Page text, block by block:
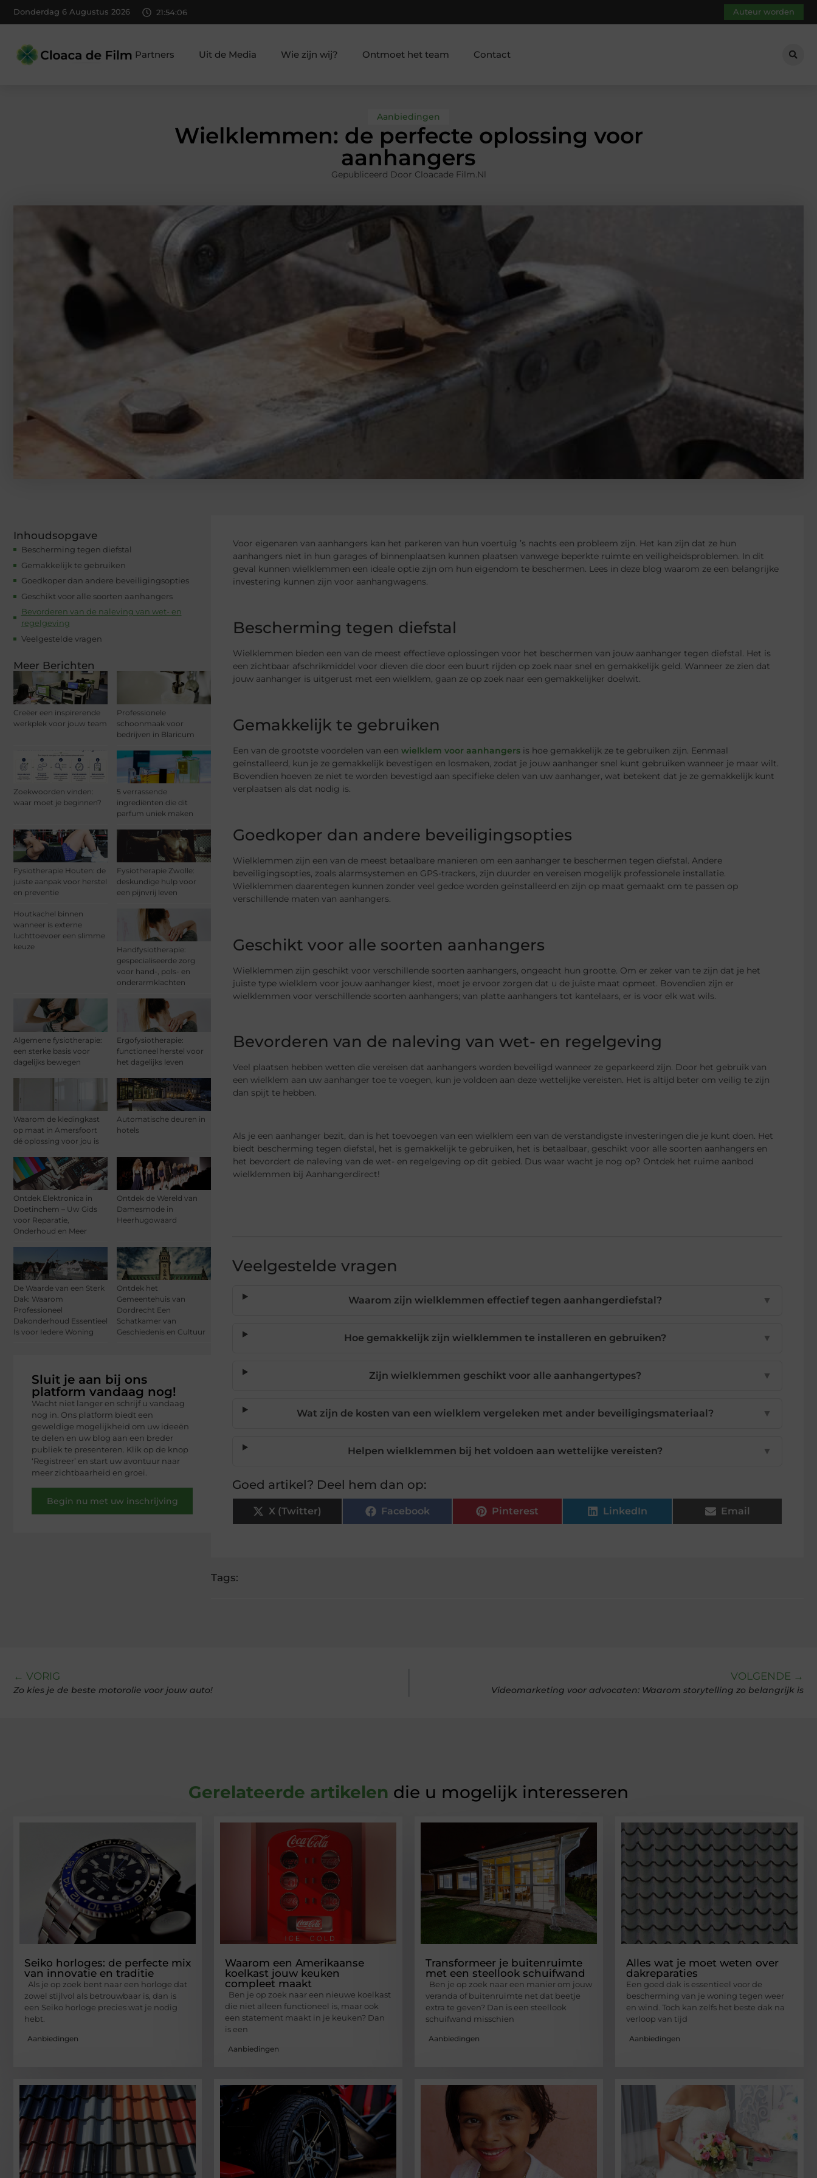
Donderdag 6 Augustus 2026 21:54:07 Auteur worden
Partners Uit de Media Wie zijn wij? Ontmoet het team Contact
Aanbiedingen
Wielklemmen: de perfecte oplossing voor
aanhangers
Gepubliceerd Door Cloacade Film.nl
Inhoudsopgave
Bescherming tegen diefstal
Gemakkelijk te gebruiken
Goedkoper dan andere beveiligingsopties
Geschikt voor alle soorten aanhangers
Bevorderen van de naleving van wet- en
regelgeving
Veelgestelde vragen
Meer Berichten
Creëer een inspirerende
werkplek voor jouw team
Professionele
schoonmaak voor
bedrijven in Blaricum
Zoekwoorden vinden:
waar moet je beginnen?
5 verrassende
ingrediënten die dit
parfum uniek maken
Fysiotherapie Houten: de
juiste aanpak voor herstel
en preventie
Fysiotherapie Zwolle:
deskundige hulp voor
een pijnvrij leven
Houtkachel binnen
wanneer is externe
luchttoevoer een slimme
keuze
Handfysiotherapie:
gespecialiseerde zorg
voor hand-, pols- en
onderarmklachten
Algemene fysiotherapie:
een sterke basis voor
dagelijks bewegen
Ergofysiotherapie:
functioneel herstel voor
het dagelijks leven
Waarom de kledingkast
op maat in Amersfoort
dé oplossing voor jou is
Automatische deuren in
hotels
Ontdek Elektronica in
Doetinchem – Uw Gids
voor Reparatie,
Onderhoud en Meer
Ontdek de Wereld van
Damesmode in
Heerhugowaard
De Waarde van een Sterk
Dak: Waarom
Professioneel
Dakonderhoud Essentieel
Is voor Iedere Woning
Ontdek het
Gemeentehuis van
Dordrecht Een
Schatkamer van
Geschiedenis en Cultuur
Sluit je aan bij ons
platform vandaag nog!
Wacht niet langer en schrijf u vandaag
nog in. Ons platform biedt een
geweldige mogelijkheid om uw ideeën
te delen en uw blog aan een breder
publiek te presenteren. Klik op de knop
‘Registreer’ en start uw avontuur naar
meer zichtbaarheid en groei.
Begin nu met uw inschrijving
Voor eigenaren van aanhangers kan het parkeren van hun voertuig ’s nachts een probleem zijn. Het kan zijn dat ze hun
aanhangers niet in hun garages of binnenplaatsen kunnen plaatsen vanwege beperkte ruimte en veiligheidsproblemen. In dit
geval kunnen wielklemmen een ideale optie zijn om hun eigendom te beschermen. Lees in deze blog waarom ze een belangrijke
investering kunnen zijn voor aanhangwagens.
Bescherming tegen diefstal
Wielklemmen bieden een van de meest effectieve oplossingen voor het beschermen van jouw aanhanger tegen diefstal. Het is
een zichtbaar afschrikmiddel voor dieven die door een buurt rijden op zoek naar snel en gemakkelijk geld. Wanneer ze zien dat
jouw aanhanger is uitgerust met een wielklem, gaan ze op zoek naar een gemakkelijker doelwit.
Gemakkelijk te gebruiken
Een van de grootste voordelen van een wielklem voor aanhangers is hoe gemakkelijk ze te gebruiken zijn. Eenmaal
geïnstalleerd, kun je ze gemakkelijk bevestigen en losmaken, zodat je jouw aanhanger snel kunt gebruiken wanneer je maar wilt.
Bovendien hoeven ze niet te worden bevestigd aan specifieke delen van uw aanhanger, wat betekent dat je ze gemakkelijk kunt
verplaatsen als dat nodig is.
Goedkoper dan andere beveiligingsopties
Wielklemmen zijn een van de meest betaalbare manieren om een aanhanger te beschermen tegen diefstal. Andere
beveiligingsopties, zoals alarmsystemen en GPS-trackers, zijn duurder en vereisen mogelijk professionele installatie.
Wielklemmen daarentegen kunnen zonder veel gedoe worden geïnstalleerd en zijn op maat gemaakt om te passen op
verschillende maten van aanhangers.
Geschikt voor alle soorten aanhangers
Wielklemmen zijn geschikt voor verschillende soorten aanhangers, ongeacht hun grootte. Om er zeker van te zijn dat je het
juiste type wielklem voor jouw aanhanger kiest, moet je ervoor zorgen dat u de juiste maat opmeet. Bovendien zijn er
wielklemmen voor verschillende soorten aanhangers; van platte aanhangers tot kantelaars, er is voor elk wat wils.
Bevorderen van de naleving van wet- en regelgeving
Veel plaatsen hebben wetten die vereisen dat aanhangers worden beveiligd wanneer ze geparkeerd zijn. Door het gebruik van
een wielklem aan uw aanhanger toe te voegen, kun je voldoen aan deze wettelijke vereisten. Het is altijd beter om veilig te zijn
dan spijt te hebben.
Als je een aanhanger bezit, dan is het toevoegen van een wielklem een van de verstandigste investeringen die je kunt doen. Het
biedt bescherming tegen diefstal, het is gemakkelijk te gebruiken, het is betaalbaar, geschikt voor alle soorten aanhangers en
het bevordert de naleving van de wet- en regelgeving op dit gebied. Dus waar wacht je nog op? Ontdek het ruime aanbod
wielklemmen bij Aanhangerdirect!
Veelgestelde vragen
Waarom zijn wielklemmen effectief tegen aanhangerdiefstal? ▼
Hoe gemakkelijk zijn wielklemmen te installeren en gebruiken? ▼
Zijn wielklemmen geschikt voor alle aanhangertypes? ▼
Wat zijn de kosten van een wielklem vergeleken met ander beveiligingsmateriaal? ▼
Helpen wielklemmen bij het voldoen aan wettelijke vereisten? ▼
Goed artikel? Deel hem dan op:
X (Twitter) Facebook Pinterest LinkedIn Email
Tags:
← VORIG
Zo kies je de beste motorolie voor jouw auto!
VOLGENDE →
Videomarketing voor advocaten: Waarom storytelling zo belangrijk is
Gerelateerde artikelen die u mogelijk interesseren
Seiko horloges: de perfecte mix
van innovatie en traditie
Als je op zoek bent naar een horloge dat
zowel stijlvol als betrouwbaar is, dan is
een Seiko horloge precies wat je nodig
hebt.
Aanbiedingen
Waarom een Amerikaanse
koelkast jouw keuken
compleet maakt
Ben je op zoek naar een nieuwe koelkast
die niet alleen functioneel is, maar ook
een statement maakt in je keuken? Dan
is een
Aanbiedingen
Transformeer je buitenruimte
met een steellook schuifwand
Ben je op zoek naar een manier om jouw
veranda of buitenruimte net dat beetje
extra te geven? Dan is een steellook
schuifwand misschien
Aanbiedingen
Alles wat je moet weten over
dakreparaties
Een goed dak is essentieel voor de
bescherming van je woning tegen weer
en wind. Toch kan zelfs het beste dak na
verloop van tijd
Aanbiedingen